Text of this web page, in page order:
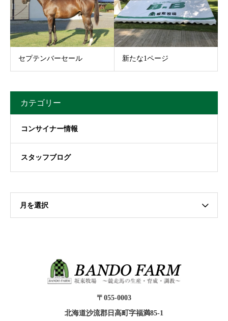
セプテンバーセール 新たな1ページ
カテゴリー
コンサイナー情報
スタッフブログ
月を選択
〒055-0003
北海道沙流郡日高町字福満85-1